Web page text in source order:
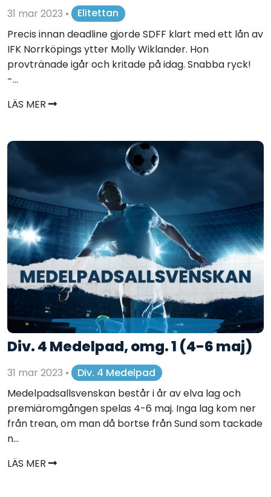
31 mar 2023 •
Elitettan
Precis innan deadline gjorde SDFF klart med ett lån av
IFK Norrköpings ytter Molly Wiklander. Hon
provtränade igår och kritade på idag. Snabba ryck!
-...
LÄS MER
Div. 4 Medelpad, omg. 1 (4-6 maj)
31 mar 2023 •
Div. 4 Medelpad
Medelpadsallsvenskan består i år av elva lag och
premiäromgången spelas 4-6 maj. Inga lag kom ner
från trean, om man då bortse från Sund som tackade
n...
LÄS MER